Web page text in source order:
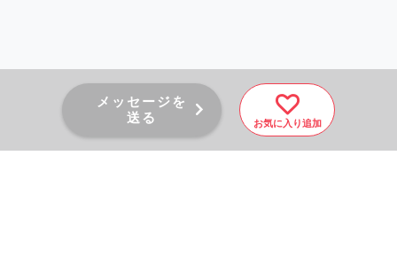
メッセージを
送る
お気に入り追加